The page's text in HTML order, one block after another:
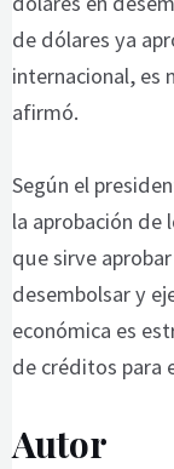
de dólares ya
internacional, es
afirmó.
Según el
la aprobación de
que sirve
desembolsar y
económica es
de créditos para
Autor